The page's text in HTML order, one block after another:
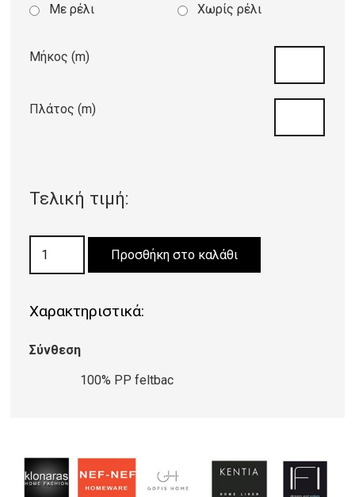
Με ρέλι
Χωρίς ρέλι
Μήκος (m)
Πλάτος (m)
Τελική τιμή:
ποσότητα
Προσθήκη στο καλάθι
Χαρακτηριστικά:
Σύνθεση
100% PP feltbac